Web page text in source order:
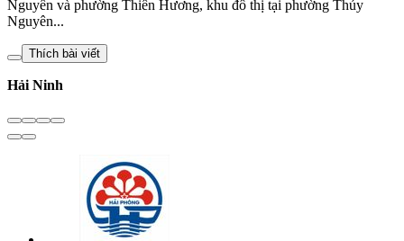
Nguyên và phường Thiên Hương, khu đô thị tại phường Thủy
Nguyên...
Thích bài viết
Hải Ninh